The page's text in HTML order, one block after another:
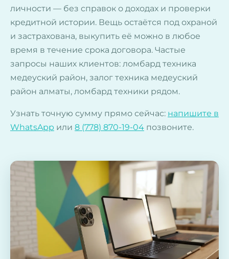
личности — без справок о доходах и проверки
кредитной истории. Вещь остаётся под охраной
и застрахована, выкупить её можно в любое
время в течение срока договора. Частые
запросы наших клиентов: ломбард техника
медеуский район, залог техника медеуский
район алматы, ломбард техники рядом.
Узнать точную сумму прямо сейчас: напишите в
WhatsApp или 8 (778) 870-19-04 позвоните.